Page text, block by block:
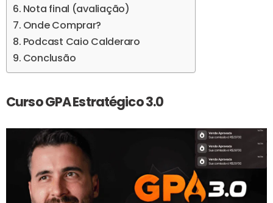
Nota final (avaliação)
Onde Comprar?
Podcast Caio Calderaro
Conclusão
Curso GPA Estratégico 3.0